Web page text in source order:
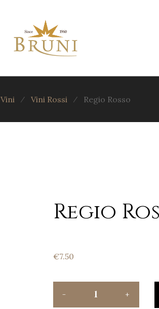
Vini ⁄ Vini Rossi ⁄ Regio Rosso
Regio
€7.50